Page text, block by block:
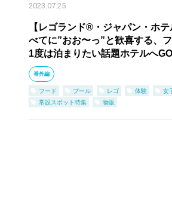
2023.07.25
【レゴランド®・ジャパン・ホ
べてに”おお〜っ”と歓喜する、
1度は泊まりたい話題ホテルへGO
番外編
フード プール レゴ 体験 女
常設スポット特集
物販